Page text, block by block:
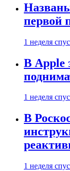
первой
1 неделя
В Apple
1 неделя
В
1 неделя